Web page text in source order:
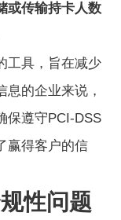
或传输持卡人数
工具，旨在减少
的企业来说，
保遵守PCI-DSS
赢得客户的信
性问题